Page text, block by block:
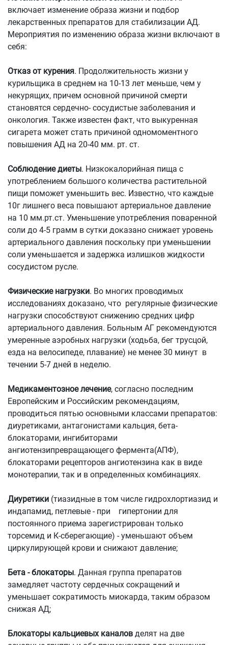
включает изменение образа жизни и подбор
лекарственных препаратов для стабилизации АД.
Мероприятия по изменению образа жизни включают в
себя:
Отказ от курения. Продолжительность жизни у
курильщика в среднем на 10-13 лет меньше, чем у
некурящих, причем основной причиной смерти
становятся сердечно- сосудистые заболевания и
онкология. Также известен факт, что выкуренная
сигарета может стать причиной одномоментного
повышения АД на 20-40 мм. рт. ст.
Соблюдение диеты. Низкокалорийная пища с
употреблением большого количества растительной
пищи поможет уменьшить вес. Известно, что каждые
10г лишнего веса повышают артериальное давление
на 10 мм.рт.ст. Уменьшение употребления поваренной
соли до 4-5 грамм в сутки доказано снижает уровень
артериального давления поскольку при уменьшении
соли уменьшается и задержка излишков жидкости
сосудистом русле.
Физические нагрузки. Во многих проводимых
исследованиях доказано, что регулярные физические
нагрузки способствуют снижению средних цифр
артериального давления. Больным АГ рекомендуются
умеренные аэробных нагрузки (ходьба, бег трусцой,
езда на велосипеде, плавание) не менее 30 минут в
течении 5-7 дней в неделю.
Медикаментозное лечение, согласно последним
Европейским и Российским рекомендациям,
проводиться пятью основными классами препаратов:
диуретиками, антагонистами кальция, бета-
блокаторами, ингибиторами
ангиотензипревращающего фермента(АПФ),
блокаторами рецепторов ангиотензина как в виде
монотерапии, так и в определенных комбинациях.
Диуретики (тиазидные в том числе гидрохлортиазид и
индапамид, петлевые - при гипертонии для
постоянного приема зарегистрирован только
торсемид и К-сберегающие) - уменьшают объем
циркулирующей крови и снижают давление;
Бета - блокаторы. Данная группа препаратов
замедляет частоту сердечных сокращений и
уменьшает сократимость миокарда, таким образом
снижая АД;
Блокаторы кальциевых каналов делят на две